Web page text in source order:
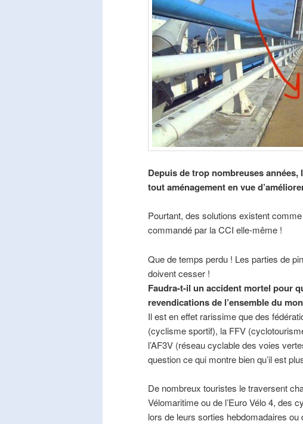
Depuis de trop nombreuses années,
tout aménagement en vue
Pourtant, des solutions existent
commandé par la CCI elle-même !
Que de temps perdu ! Les parties de
doivent cesser !
Faudra-t-il un accident mortel pour
revendications de l’ensemble du
Il est en effet rarissime que des
(cyclisme sportif), la FFV
l’AF3V (réseau cyclable des voies
question ce qui montre bien qu’il est
De nombreux touristes le traversent
Vélomaritime ou de l’Euro Vélo 4, des
lors de leurs sorties hebdomadaires